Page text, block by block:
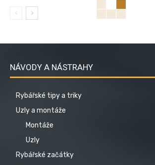
NÁVODY A NÁSTRAHY
Rybářské tipy a triky
Uzly a montáže
Montáže
Uzly
Rybářské začátky